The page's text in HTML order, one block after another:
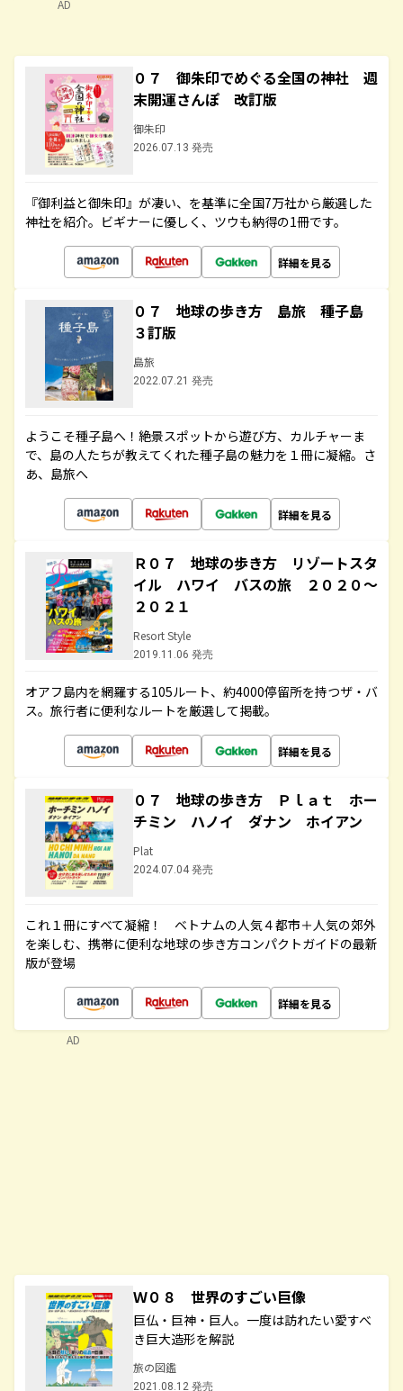
AD
０７ 御朱印でめぐる全国の神社 週
末開運さんぽ 改訂版
御朱印
2026.07.13 発売
『御利益と御朱印』が凄い、を基準に全国7万社から厳選した
神社を紹介。ビギナーに優しく、ツウも納得の1冊です。
詳細を見る
０７ 地球の歩き方 島旅 種子島
３訂版
島旅
2022.07.21 発売
ようこそ種子島へ！絶景スポットから遊び方、カルチャーま
で、島の人たちが教えてくれた種子島の魅力を１冊に凝縮。さ
あ、島旅へ
詳細を見る
Ｒ０７ 地球の歩き方 リゾートスタ
イル ハワイ バスの旅 ２０２０～
２０２１
Resort Style
2019.11.06 発売
オアフ島内を網羅する105ルート、約4000停留所を持つザ・バ
ス。旅行者に便利なルートを厳選して掲載。
詳細を見る
０７ 地球の歩き方 Ｐｌａｔ ホー
チミン ハノイ ダナン ホイアン
Plat
2024.07.04 発売
これ１冊にすべて凝縮！ ベトナムの人気４都市＋人気の郊外
を楽しむ、携帯に便利な地球の歩き方コンパクトガイドの最新
版が登場
詳細を見る
Ｗ０８ 世界のすごい巨像
巨仏・巨神・巨人。一度は訪れたい愛すべ
き巨大造形を解説
旅の図鑑
2021.08.12 発売
AD